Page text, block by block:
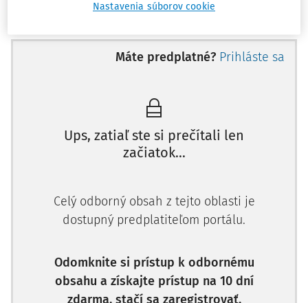
V praxi samosprávy sú najčastejšie aplikovanými
v z. n. p. (ďalej len " Zákonník práce
552/2003 Z.z.o výkone práce vo verejnom záujme
preto zamestnancami na účely
zamestnanci v pracovnom pomere s uzatvorenou
pracovnou zmluvou v zmysle§ 42 Zákonníka práce
verejnom záujme v zmysle § 1 ods. 4 zákona o výkone
prác vo verejnom záujme
a § 3 ods. 1 Zákonníka práce
(týka sa zamestnávateľov uvedených v
Povinnosť tvorby sociálneho fondu sa nevzťahuje na:
Máte predplatné? Prihláste sa
Ups, zatiaľ ste si prečítali len
začiatok...
Celý odborný obsah z tejto oblasti je
dostupný predplatiteľom portálu.
Odomknite si prístup k odbornému
obsahu a získajte prístup na 10 dní
zdarma, stačí sa zaregistrovať.
Nastavenia súborov cookie